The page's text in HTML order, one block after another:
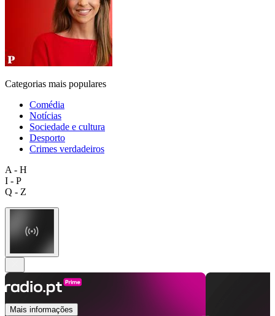
Categorias mais populares
Comédia
Notícias
Sociedade e cultura
Desporto
Crimes verdadeiros
A - H
I - P
Q - Z
Mais informações